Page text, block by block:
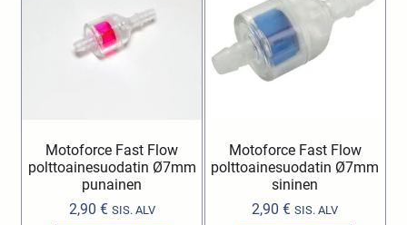
Motoforce Fast Flow
polttoainesuodatin Ø7mm
punainen
2,90 € SIS. ALV
Motoforce Fast Flow
polttoainesuodatin Ø7mm
sininen
2,90€ SIS. ALV